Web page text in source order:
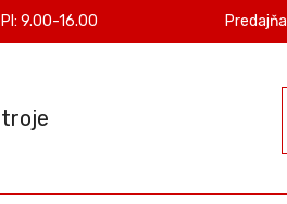
9.00-16.00